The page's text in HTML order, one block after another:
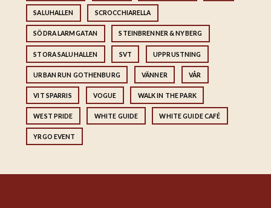
SALUHALLEN SCROCCHIARELLA
SÖDRA LARMGATAN STEINBRENNER & NYBERG
STORA SALUHALLEN SVT UPPRUSTNING
URBAN RUN GOTHENBURG VÄNNER VÅR
VIT SPARRIS VOGUE WALK IN THE PARK
WEST PRIDE WHITE GUIDE WHITE GUIDE CAFÉ
YRGO EVENT